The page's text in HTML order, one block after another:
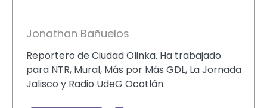
Jonathan Bañuelos
Reportero de Ciudad Olinka. Ha trabajado
para NTR, Mural, Más por Más GDL, La Jornada
Jalisco y Radio UdeG Ocotlán.